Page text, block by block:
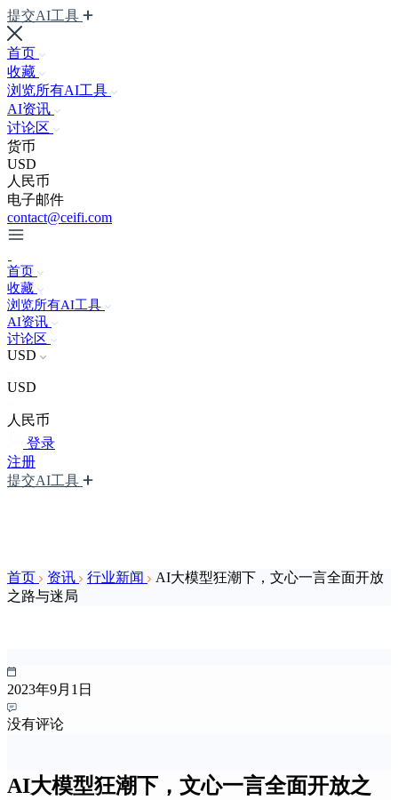
提交AI工具
首页
收藏
浏览所有AI工具
AI资讯
讨论区
货币
USD
人民币
电子邮件
contact@ceifi.com
首页
收藏
浏览所有AI工具
AI资讯
讨论区
USD
USD
人民币
登录
注册
提交AI工具
首页 资讯 行业新闻
AI大模型狂潮下，文心一言全面开放
之路与迷局
2023年9月1日
没有评论
AI大模型狂潮下，文心一言全面开放之